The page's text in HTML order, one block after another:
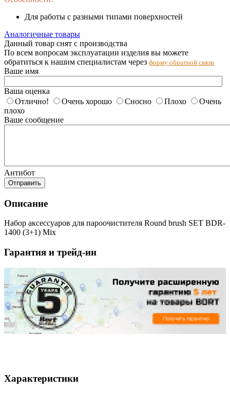
Для работы с разными типами поверхностей
Аналогичные товары
Данный товар снят с производства
По всем вопросам эксплуатации изделия вы можете
обратиться к нашим специалистам через форму обратной связи
Ваше имя
Ваша оценка
Отлично!
Очень хорошо Сносно Плохо
Очень
плохо
Ваше сообщение
Антибот
Отправить
Описание
Набор аксессуаров для пароочистителя Round brush SET BDR-
1400 (3+1) Mix
Гарантия и трейд-ин
Характеристики